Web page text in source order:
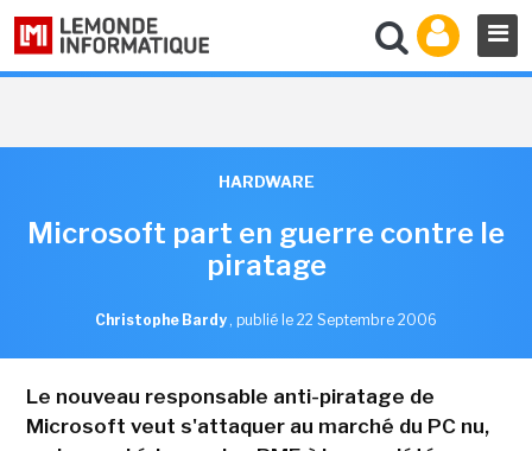
HARDWARE
Microsoft part en guerre contre le
piratage
Christophe Bardy , publié le 22 Septembre 2006
Le nouveau responsable anti-piratage de
Microsoft veut s'attaquer au marché du PC nu,